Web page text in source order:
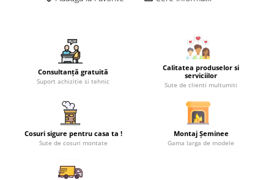
Consultanță gratuită
Suport achiziție si tehnic
Calitatea produselor si
serviciilor
Sute de clienti multumiti
Cosuri sigure pentru casa ta !
Sute de cosuri montate
Montaj Șeminee
Gama larga de modele